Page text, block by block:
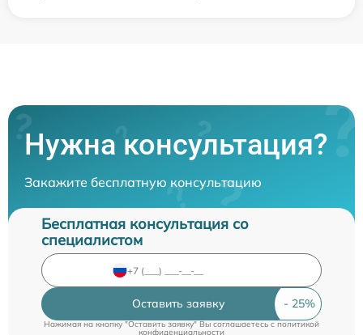
Нужна консультация?
Закажите бесплатную консультацию
Бесплатная консультация со
специалистом
Оставить заявку
Нажимая на кнопку "Оставить заявку" Вы соглашаетесь cполитикой
конфиденциальности